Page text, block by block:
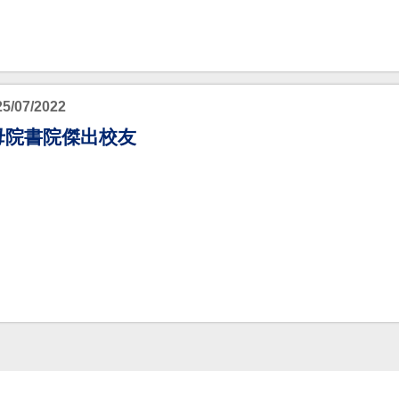
07/2022
院書院傑出校友